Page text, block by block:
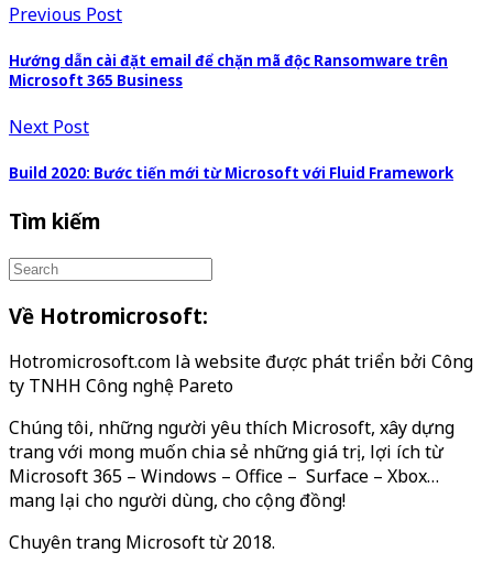
Previous Post
Hướng dẫn cài đặt email để chặn mã độc Ransomware trên
Microsoft 365 Business
Next Post
Build 2020: Bước tiến mới từ Microsoft với Fluid Framework
Tìm kiếm
Về Hotromicrosoft:
Hotromicrosoft.com là website được phát triển bởi Công
ty TNHH Công nghệ Pareto
Chúng tôi, những người yêu thích Microsoft, xây dựng
trang với mong muốn chia sẻ những giá trị, lợi ích từ
Microsoft 365 – Windows – Office – Surface – Xbox…
mang lại cho người dùng, cho cộng đồng!
Chuyên trang Microsoft từ 2018.